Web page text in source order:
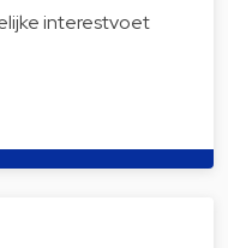
interestvoet